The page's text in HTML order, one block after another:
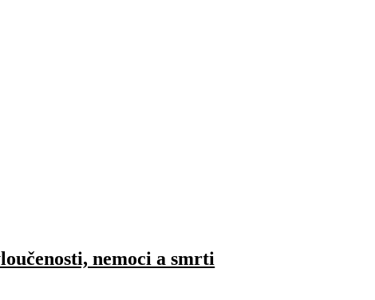
nemoci a smrti